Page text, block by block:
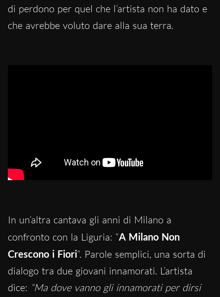
di perdono per quel che l’artista non ha dato e
che avrebbe voluto dare alla sua terra.
In un’altra cantava gli anni di Milano a
confronto con la Liguria: “A Milano Non
Crescono i Fiori“. Parole semplici, una sorta di
dialogo tra due giovani innamorati. L’artista
dice: “Ma dove vanno gli innamorati per dirsi